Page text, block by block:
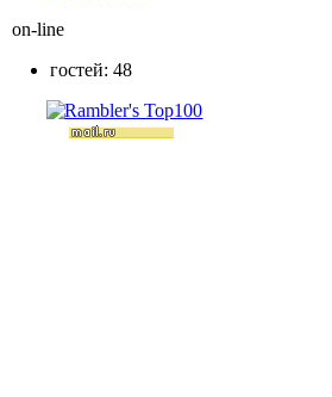
on-line
гостей: 48